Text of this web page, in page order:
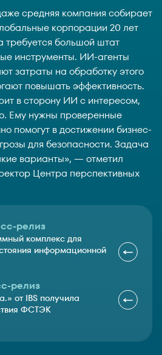
средняя компания собирает
корпорации 20 лет
требуется большой штат
инструменты. ИИ-агенты
затраты на обработку этого
повышать эффективность.
в сторону ИИ с интересом,
Ему нужны проверенные
помогут в достижении бизнес-
для безопасности. Задача
варианты», — отметил
Центра перспективных
релиз
комплекс для
информационной
релиз
от IBS получила
ФСТЭК